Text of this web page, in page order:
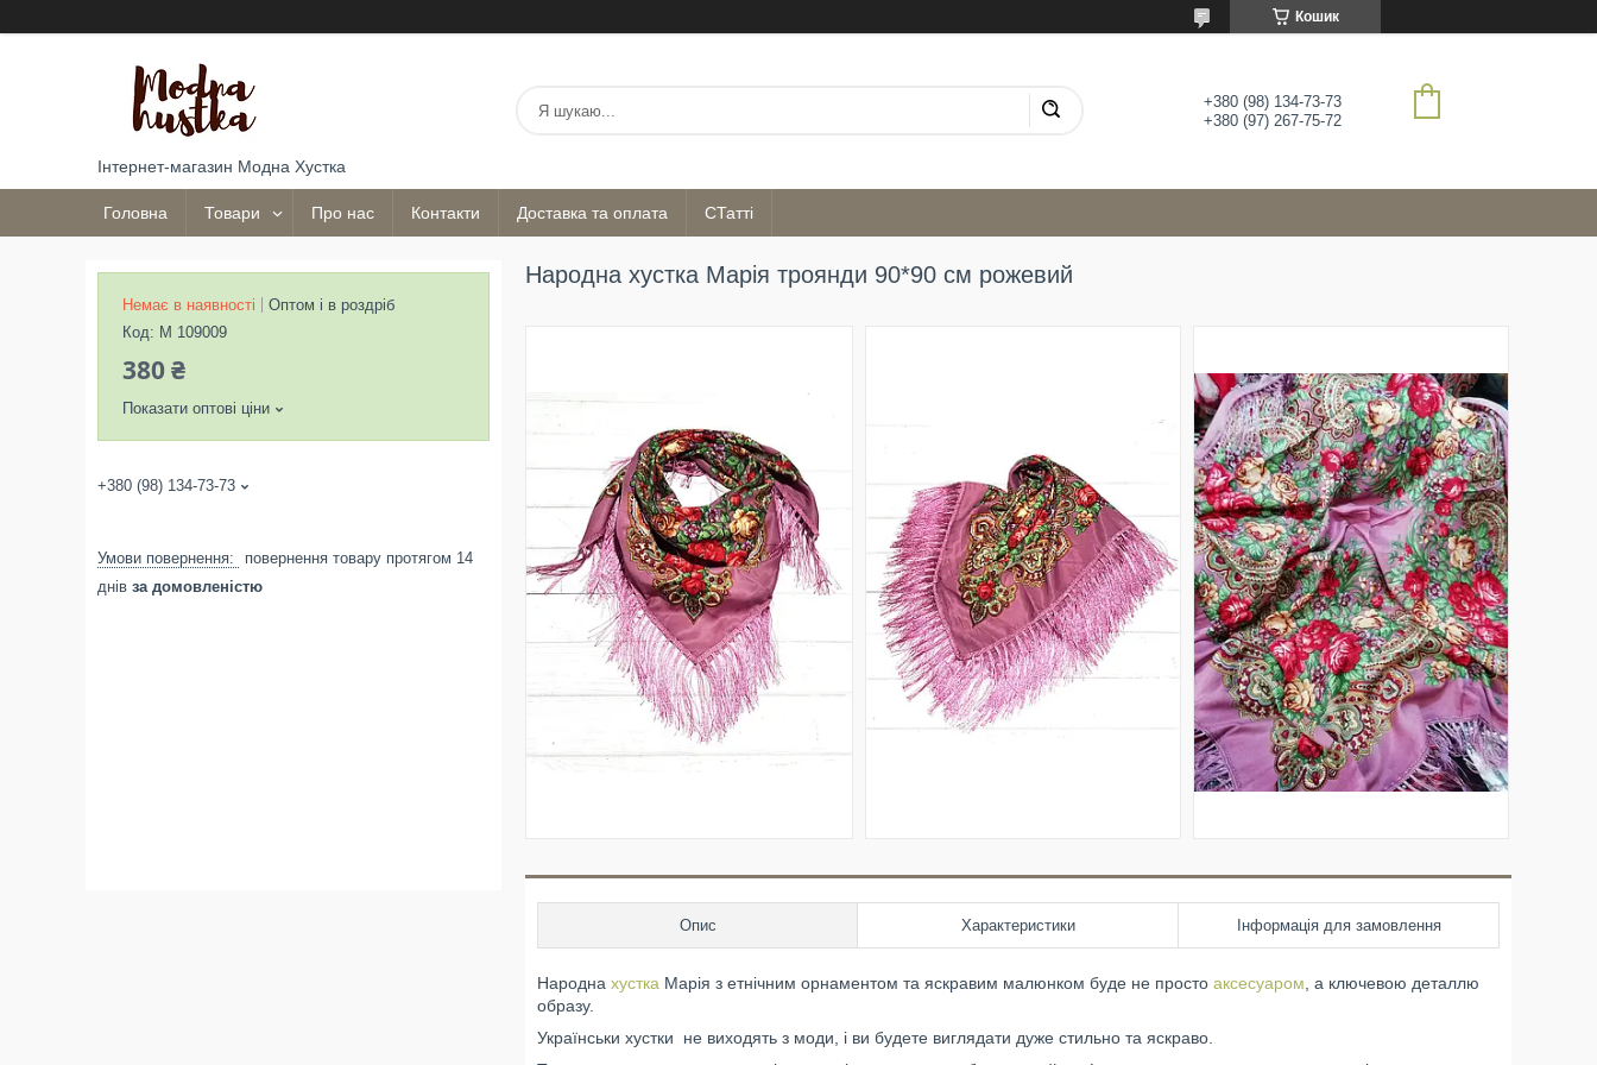
Кошик
Інтернет-магазин Модна Хустка
+380 (98) 134-73-73
+380 (97) 267-75-72
Головна Товари Про нас Контакти Доставка та оплата СТатті
Народна хустка Марія троянди 90*90 см рожевий
Опис Характеристики Інформація для замовлення
Народна хустка Марія з етнічним орнаментом та яскравим малюнком буде не просто аксесуаром , а ключевою деталлю
образу.
Українськи хустки не виходять з моди, і ви будете виглядати дуже стильно та яскраво.
Немає в наявності
Оптом і в роздріб
Код: М 109009
380 ₴
Показати оптові ціни
+380 (98) 134-73-73
повернення товару протягом 14
днів за домовленістю